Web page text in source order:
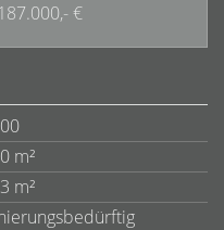
187.000,- €
m²
m²